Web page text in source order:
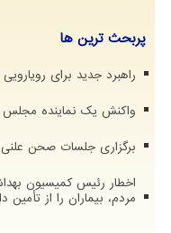
پربحث ترین ها
راهبرد جدید برای
واکنش یک نماینده مجلس
برگزاری جلسات صحن
اخطار رئیس کمیسیون
مردم، بیماران را از تأمین